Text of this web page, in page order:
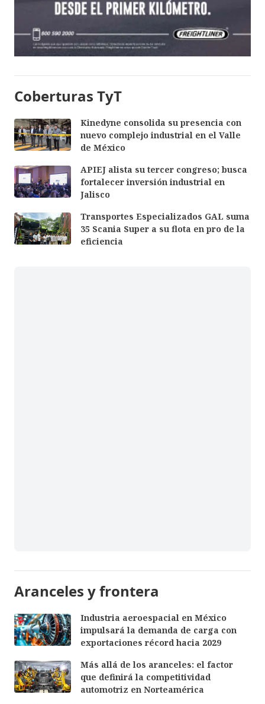
Coberturas TyT
Kinedyne consolida su presencia con
nuevo complejo industrial en el Valle
de México
APIEJ alista su tercer congreso; busca
fortalecer inversión industrial en
Jalisco
Transportes Especializados GAL suma
35 Scania Super a su flota en pro de la
eficiencia
Aranceles y frontera
Industria aeroespacial en México
impulsará la demanda de carga con
exportaciones récord hacia 2029
Más allá de los aranceles: el factor
que definirá la competitividad
automotriz en Norteamérica